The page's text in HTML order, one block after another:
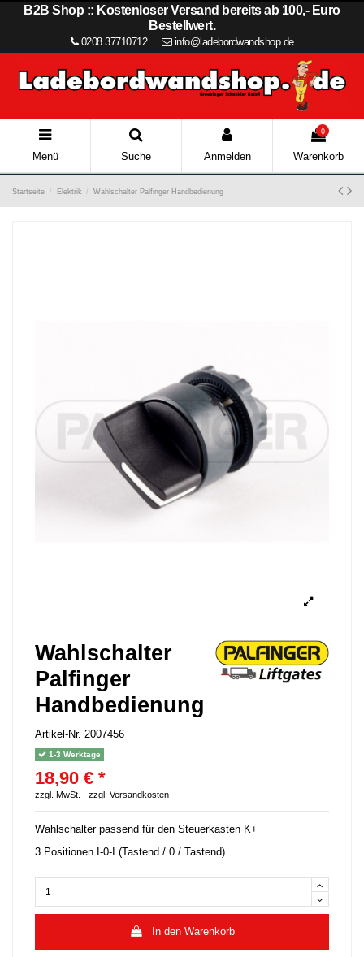
B2B Shop :: Kostenloser Versand bereits ab 100,- Euro
Bestellwert.
0208 37710712 info@ladebordwandshop.de
Menü Suche Anmelden
0
Warenkorb
Startseite Elektrik Wahlschalter Palfinger Handbedienung
Wahlschalter
Palfinger
Handbedienung
Artikel-Nr. 2007456
1-3 Werktage
18,90 € *
zzgl. MwSt. - zzgl. Versandkosten
Wahlschalter passend für den Steuerkasten K+
3 Positionen I-0-I (Tastend / 0 / Tastend)
In den Warenkorb